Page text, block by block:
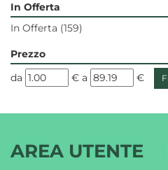
In Offerta
In Offerta (159)
Prezzo
filtra
da € filtra
a €
AREA UTENTE